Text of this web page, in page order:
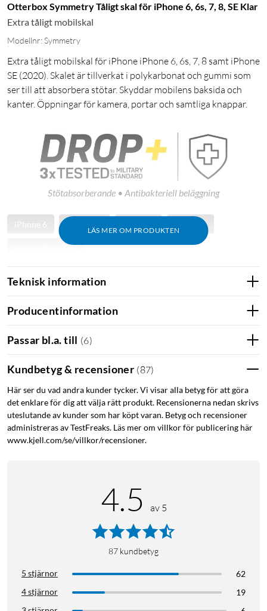
Otterbox Symmetry Tåligt skal för iPhone 6, 6s, 7, 8, SE Klar
Extra tåligt mobilskal
Modellnr: Symmetry
Extra tåligt mobilskal för iPhone iPhone 6, 6s, 7, 8 samt iPhone
SE (2020). Skalet är tillverkat i polykarbonat och gummi som
ser till att absorbera stötar. Skyddar mobilens baksida och
kanter. Öppningar för kamera, portar och samtliga knappar.
LÄS MER OM PRODUKTEN
Stötabsorberande • Antibakteriell beläggning
iPhone 6 iPhone 8
iPhone SE (2020)
Teknisk information
Producentinformation
Passar bl.a. till (6)
Kundbetyg & recensioner (87)
Här ser du vad andra kunder tycker. Vi visar alla betyg för att göra
det enklare för dig att välja rätt produkt. Recensionerna nedan skrivs
uteslutande av kunder som har köpt varan. Betyg och recensioner
administreras av TestFreaks. Läs mer om villkor för publicering här
www.kjell.com/se/villkor/recensioner.
4.5 av 5
87 kundbetyg
5 stjärnor
62
4 stjärnor
19